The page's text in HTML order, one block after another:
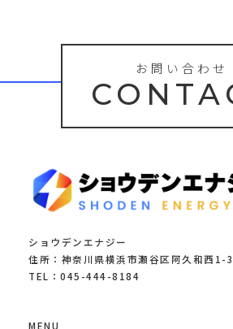
お問い合わせ
ショウデンエナジー
住所：神奈川県横浜市瀬谷区阿久和西1-
TEL：045-444-8184
MENU